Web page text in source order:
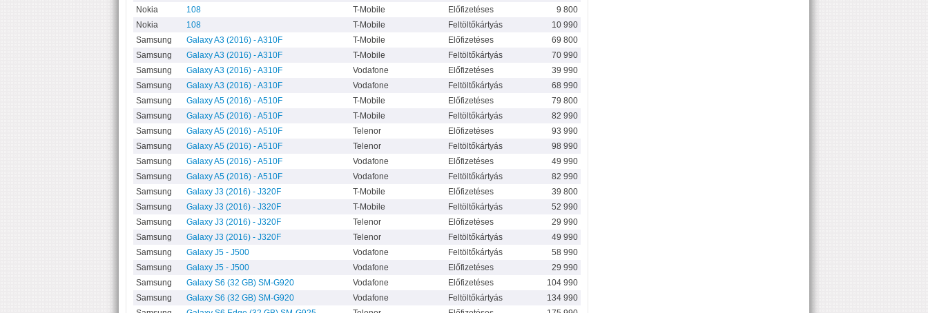
Nokia
108 T-Mobile Előfizetéses
9 800
Nokia
108 T-Mobile Feltöltőkártyás
10 990
Samsung
Galaxy A3 (2016) - A310F T-Mobile Előfizetéses
69 800
Samsung
Galaxy A3 (2016) - A310F T-Mobile Feltöltőkártyás
70 990
Samsung
Galaxy A3 (2016) - A310F Vodafone Előfizetéses
39 990
Samsung
Galaxy A3 (2016) - A310F Vodafone Feltöltőkártyás
68 990
Samsung
Galaxy A5 (2016) - A510F T-Mobile Előfizetéses
79 800
Samsung
Galaxy A5 (2016) - A510F T-Mobile Feltöltőkártyás
82 990
Samsung
Galaxy A5 (2016) - A510F Telenor Előfizetéses
93 990
Samsung
Galaxy A5 (2016) - A510F Telenor Feltöltőkártyás
98 990
Samsung
Galaxy A5 (2016) - A510F Vodafone Előfizetéses
49 990
Samsung
Galaxy A5 (2016) - A510F Vodafone Feltöltőkártyás
82 990
Samsung
Galaxy J3 (2016) - J320F T-Mobile Előfizetéses
39 800
Samsung
Galaxy J3 (2016) - J320F T-Mobile Feltöltőkártyás
52 990
Samsung
Galaxy J3 (2016) - J320F Telenor Előfizetéses
29 990
Samsung
Galaxy J3 (2016) - J320F Telenor Feltöltőkártyás
49 990
Samsung
Galaxy J5 - J500 Vodafone Feltöltőkártyás
58 990
Samsung
Galaxy J5 - J500 Vodafone Előfizetéses
29 990
Samsung
Galaxy S6 (32 GB) SM-G920 Vodafone Előfizetéses
104 990
Samsung
Galaxy S6 (32 GB) SM-G920 Vodafone Feltöltőkártyás
134 990